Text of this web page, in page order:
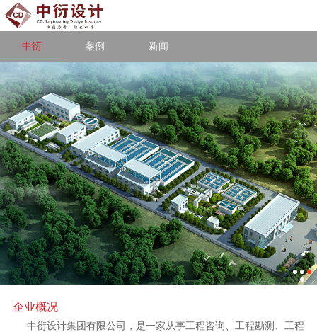
中衍 案例 新闻
企业概况
中衍设计集团有限公司，是一家从事工程咨询、工程勘测、工程